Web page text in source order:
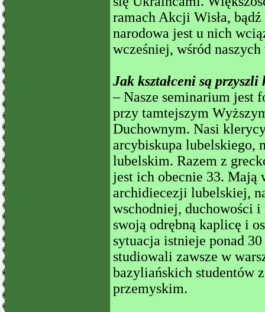
ramach Akcji Wisła,
narodowa jest u nich
wcześniej, wśród
Jak kształceni są
– Nasze seminarium jest
przy tamtejszym
Duchownym. Nasi
arcybiskupa lubelskiego,
lubelskim. Razem z
jest ich obecnie 33. Mają
archidiecezji lubelskiej,
wschodniej, duchowości
swoją odrębną kaplicę i
sytuacja istnieje ponad
studiowali zawsze w
bazyliańskich studentów
przemyskim.